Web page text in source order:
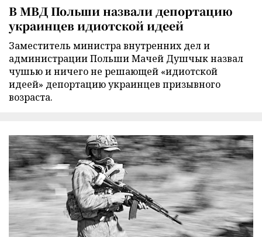
В МВД Польши назвали депортацию
украинцев идиотской идеей
Заместитель министра внутренних дел и
администрации Польши Мачей Душчык назвал
чушью и ничего не решающей «идиотской
идеей» депортацию украинцев призывного
возраста.